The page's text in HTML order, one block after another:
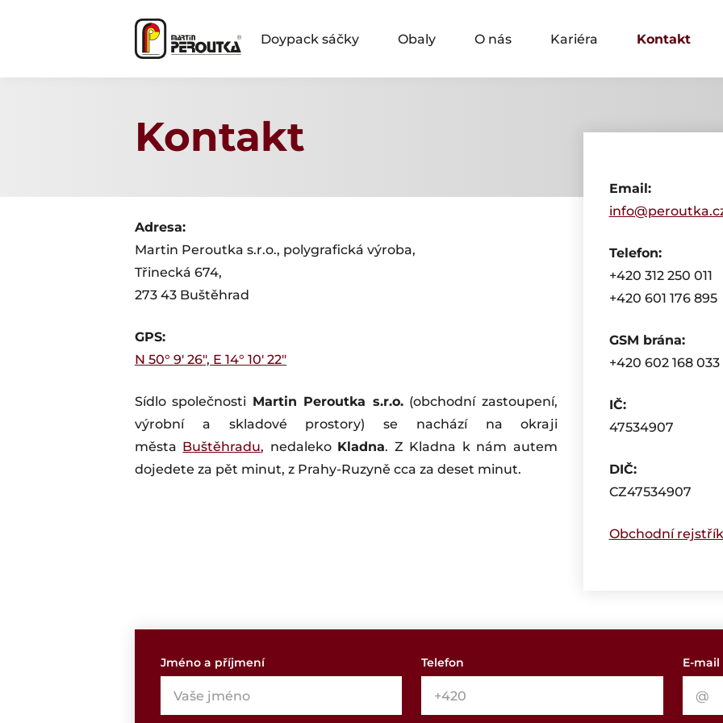
Doypack sáčky Obaly O nás Kariéra Kontakt
Kontakt
Adresa:
Martin Peroutka s.r.o., polygrafická výroba,
Třinecká 674,
273 43 Buštěhrad
GPS:
N 50° 9′ 26″, E 14° 10′ 22″
Sídlo společnosti Martin Peroutka s.r.o.(obchodní zastoupení,
výrobní a skladové prostory) se nachází na okraji
města Buštěhradu, nedaleko Kladna. Z Kladna k nám autem
dojedete za pět minut, z Prahy-Ruzyně cca za deset minut.
Email:
Telefon:
+420 312 250 011
+420 601 176 895
GSM brána:
+420 602 168 033
IČ:
47534907
DIČ:
CZ47534907
Obchodní rejstřík
Jméno a příjmení Telefon E-mail